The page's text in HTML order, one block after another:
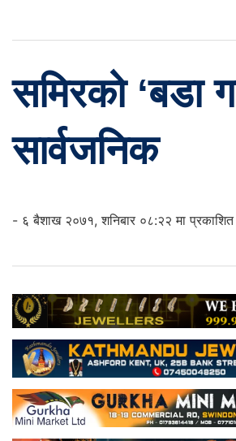
समिरको ‘बडा
सार्वजनिक
- ६ बैशाख २०७१, शनिबार ०८:२२ मा प्रकाशित